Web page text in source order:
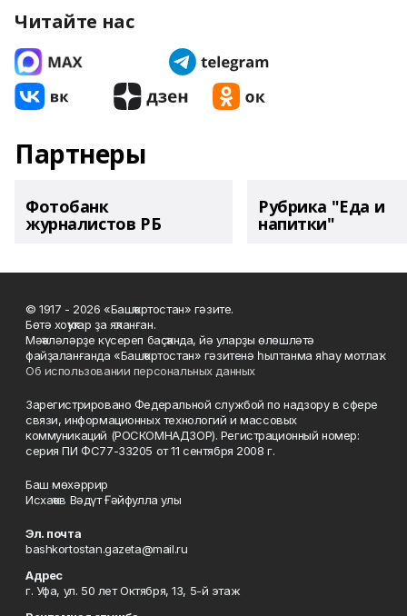
Читайте нас
Партнеры
Фотобанк
журналистов РБ
Рубрика "Еда и
напитки"
© 1917 - 2026 «Башҡортостан» гәзите.
Бөтә хоҡуҡтар ҙа яҡланған.
Мәҡәләләрҙе күсереп баҫҡанда, йә уларҙы өлөшләтә
файҙаланғанда «Башҡортостан» гәзитенә һылтанма яһау мотлаҡ.
Об использовании персональных данных
Зарегистрировано Федеральной службой по надзору в сфере
связи, информационных технологий и массовых
коммуникаций (РОСКОМНАДЗОР). Регистрационный номер:
серия ПИ ФС77-33205 от 11 сентября 2008 г.
Баш мөхәррир
Исхаҡов Вәдүт Ғәйфулла улы
Эл. почта
bashkortostan.gazeta@mail.ru
Адрес
г. Уфа, ул. 50 лет Октября, 13, 5-й этаж